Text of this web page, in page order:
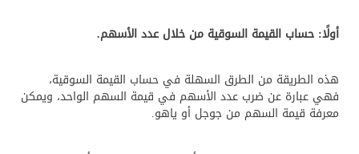
أولًا: حساب القيمة السوقية من خلال عدد الأسهم.
هذه الطريقة من الطرق السهلة في حساب القيمة السوقية،
فهي عبارة عن ضرب عدد الأسهم في قيمة السهم الواحد، ويمكن
معرفة قيمة السهم من جوجل أو ياهو.